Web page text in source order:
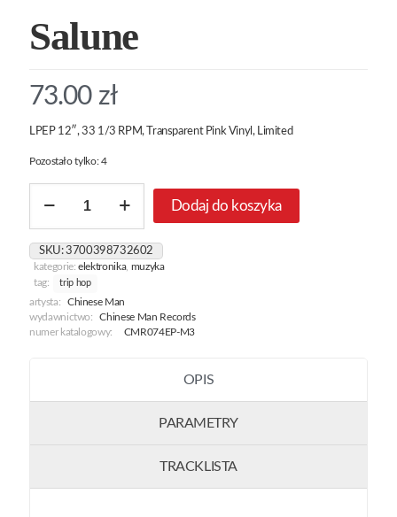
Salune
73.00 zł
LPEP 12″, 33 1/3 RPM, Transparent Pink Vinyl, Limited
Pozostało tylko: 4
Salune
Dodaj do koszyka
SKU:3700398732602
kategorie:elektronika, muzyka
tag:
trip hop
artysta:
Chinese Man
wydawnictwo:
Chinese Man Records
numer katalogowy:
CMR074EP-M3
OPIS
PARAMETRY
TRACKLISTA